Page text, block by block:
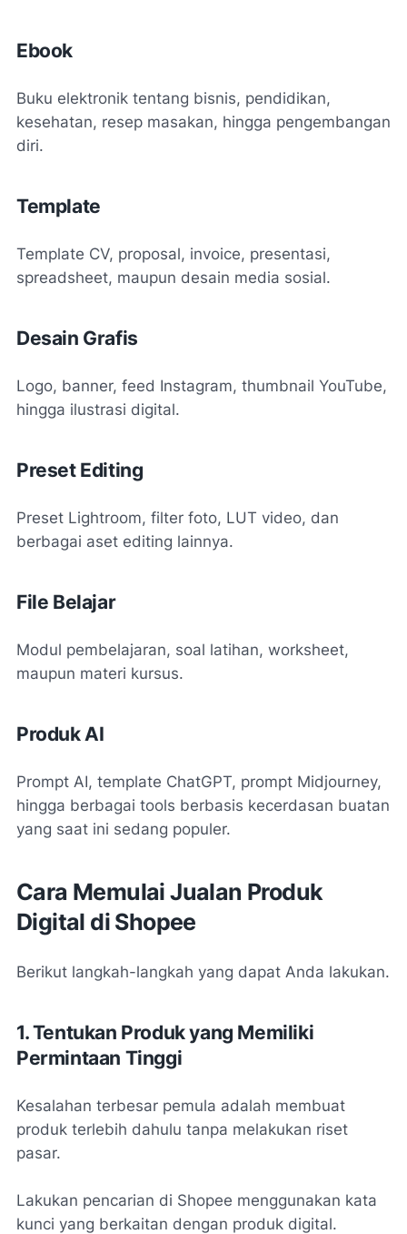
Ebook
Buku elektronik tentang bisnis, pendidikan,
kesehatan, resep masakan, hingga pengembangan
diri.
Template
Template CV, proposal, invoice, presentasi,
spreadsheet, maupun desain media sosial.
Desain Grafis
Logo, banner, feed Instagram, thumbnail YouTube,
hingga ilustrasi digital.
Preset Editing
Preset Lightroom, filter foto, LUT video, dan
berbagai aset editing lainnya.
File Belajar
Modul pembelajaran, soal latihan, worksheet,
maupun materi kursus.
Produk AI
Prompt AI, template ChatGPT, prompt Midjourney,
hingga berbagai tools berbasis kecerdasan buatan
yang saat ini sedang populer.
Cara Memulai Jualan Produk
Digital di Shopee
Berikut langkah-langkah yang dapat Anda lakukan.
1. Tentukan Produk yang Memiliki
Permintaan Tinggi
Kesalahan terbesar pemula adalah membuat
produk terlebih dahulu tanpa melakukan riset
pasar.
Lakukan pencarian di Shopee menggunakan kata
kunci yang berkaitan dengan produk digital.